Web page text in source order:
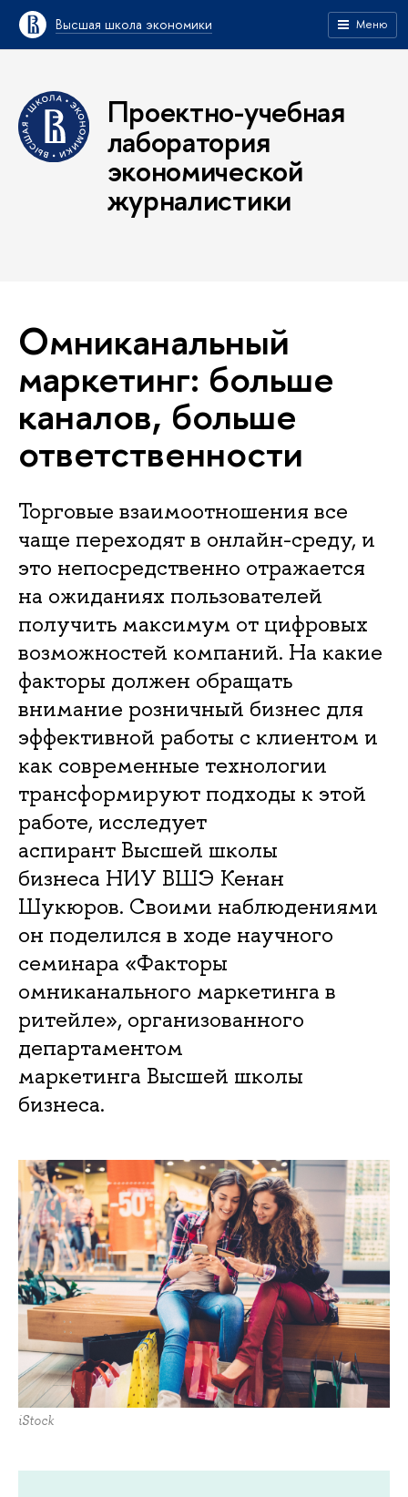
Высшая школа экономики Меню
Проектно-учебная
лаборатория
экономической
журналистики
Омниканальный
маркетинг: больше
каналов, больше
ответственности
Торговые взаимоотношения все
чаще переходят в онлайн-среду, и
это непосредственно отражается
на ожиданиях пользователей
получить максимум от цифровых
возможностей компаний. На какие
факторы должен обращать
внимание розничный бизнес для
эффективной работы с клиентом и
как современные технологии
трансформируют подходы к этой
работе, исследует
аспирант Высшей школы
бизнеса НИУ ВШЭ Кенан
Шyкюров. Своими наблюдениями
он поделился в ходе научного
семинара «Факторы
омниканального маркетинга в
ритейле», организованного
департаментом
маркетинга Высшей школы
бизнеса.
iStock